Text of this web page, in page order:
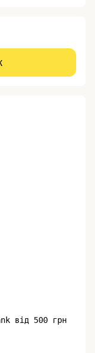
від 500 грн